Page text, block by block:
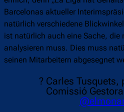
Barcelonas aktueller
natürlich verschiedene
ist natürlich auch eine Sache,
analysieren muss. Dies muss
seinen Mitarbeitern abgesegnet
? Carles Tusquets,
Comissió